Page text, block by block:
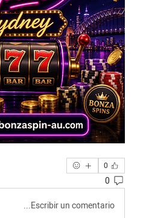
0
0
Escribir un comentario...